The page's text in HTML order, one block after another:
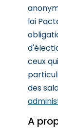
loi
ceux
des
A